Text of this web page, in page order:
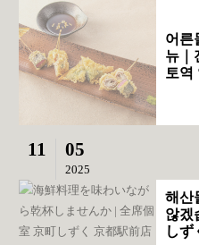
어른
뉴｜
토역
11 05
2025
해산
않겠
しず